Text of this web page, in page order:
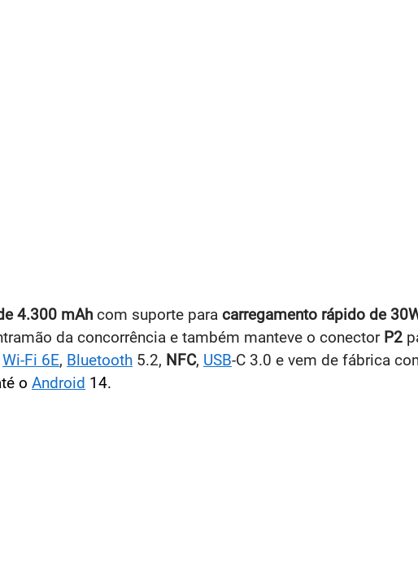
4.300 mAh com suporte para carregamento rápido de
da concorrência e também manteve o conector P2
Wi-Fi 6E, Bluetooth 5.2, NFC, USB-C 3.0 e vem de fábrica
o Android 14.